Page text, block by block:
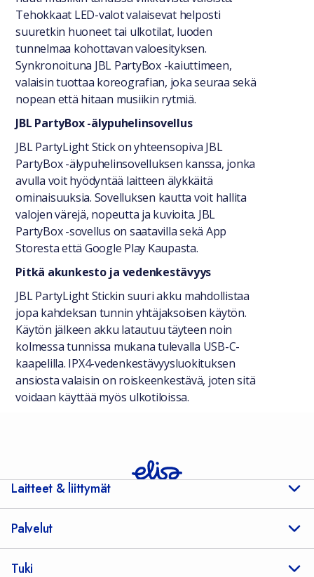
Tehokkaat LED-valot valaisevat helposti
suuretkin huoneet tai ulkotilat, luoden
tunnelmaa kohottavan valoesityksen.
Synkronoituna JBL PartyBox -kaiuttimeen,
valaisin tuottaa koreografian, joka seuraa sekä
nopean että hitaan musiikin rytmiä.
JBL PartyBox -älypuhelinsovellus
JBL PartyLight Stick on yhteensopiva JBL
PartyBox -älypuhelinsovelluksen kanssa, jonka
avulla voit hyödyntää laitteen älykkäitä
ominaisuuksia. Sovelluksen kautta voit hallita
valojen värejä, nopeutta ja kuvioita. JBL
PartyBox -sovellus on saatavilla sekä App
Storesta että Google Play Kaupasta.
Pitkä akunkesto ja vedenkestävyys
JBL PartyLight Stickin suuri akku mahdollistaa
jopa kahdeksan tunnin yhtäjaksoisen käytön.
Käytön jälkeen akku latautuu täyteen noin
kolmessa tunnissa mukana tulevalla USB-C-
kaapelilla. IPX4-vedenkestävyysluokituksen
ansiosta valaisin on roiskeenkestävä, joten sitä
voidaan käyttää myös ulkotiloissa.
Laitteet & liittymät
Palvelut
Tuki